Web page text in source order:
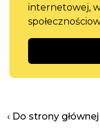
internetowej,
‹ Do strony